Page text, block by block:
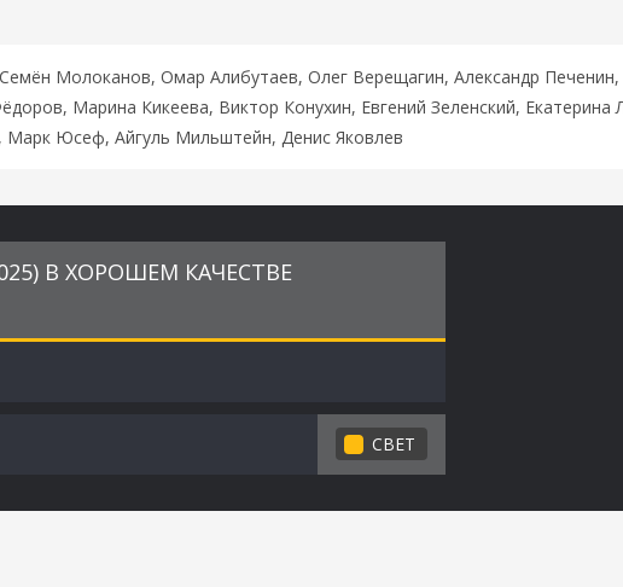
Молоканов, Омар Алибутаев, Олег Верещагин, Александр
Марина Кикеева, Виктор Конухин, Евгений Зеленский, Екатерина
Марк Юсеф, Айгуль Мильштейн, Денис Яковлев
В ХОРОШЕМ КАЧЕСТВЕ
СВЕТ